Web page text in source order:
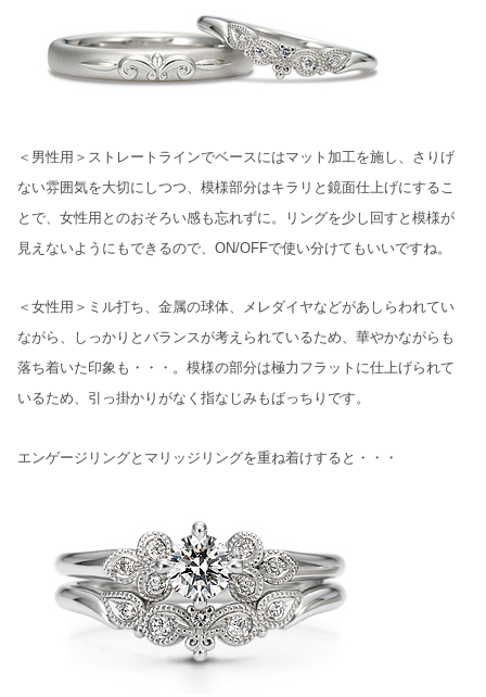
＜男性用＞ストレートラインでベースにはマット加工を施し、さりげ
ない雰囲気を大切にしつつ、模様部分はキラリと鏡面仕上げにするこ
とで、女性用とのおそろい感も忘れずに。リングを少し回すと模様が
見えないようにもできるので、ON/OFFで使い分けてもいいですね。
＜女性用＞ミル打ち、金属の球体、メレダイヤなどがあしらわれてい
ながら、しっかりとバランスが考えられているため、華やかながらも
落ち着いた印象も・・・。模様の部分は極力フラットに仕上げられて
いるため、引っ掛かりがなく指なじみもばっちりです。
エンゲージリングとマリッジリングを重ね着けすると・・・